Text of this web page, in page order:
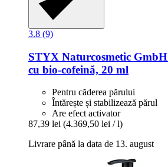
3.8 (9)
STYX Naturcosmetic GmbH
cu bio-​cofeină, 20 ml
Pentru căderea părului
Întărește și stabilizează părul
Are efect activator
87,39 lei (4.369,50 lei / l)
Livrare până la data de 13. august